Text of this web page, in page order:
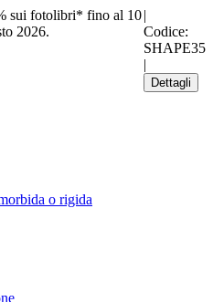
sui fotolibri* fino al 10
2026.
|
Codice:
SHAPE35
|
Dettagli
o rigida